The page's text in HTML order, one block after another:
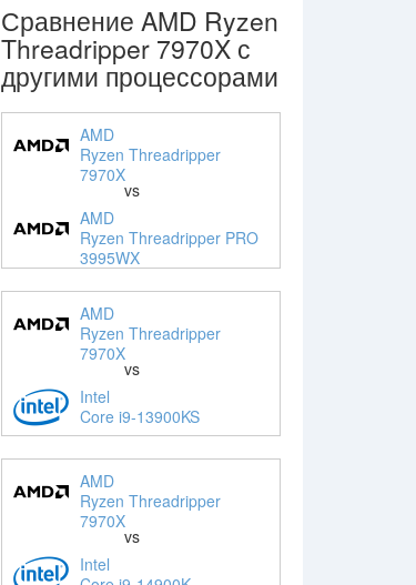
Сравнение AMD Ryzen
Threadripper 7970X с
другими процессорами
AMD
Ryzen Threadripper
7970X
vs
AMD
Ryzen Threadripper PRO
3995WX
AMD
Ryzen Threadripper
7970X
vs
Intel
Core i9-13900KS
AMD
Ryzen Threadripper
7970X
vs
Intel